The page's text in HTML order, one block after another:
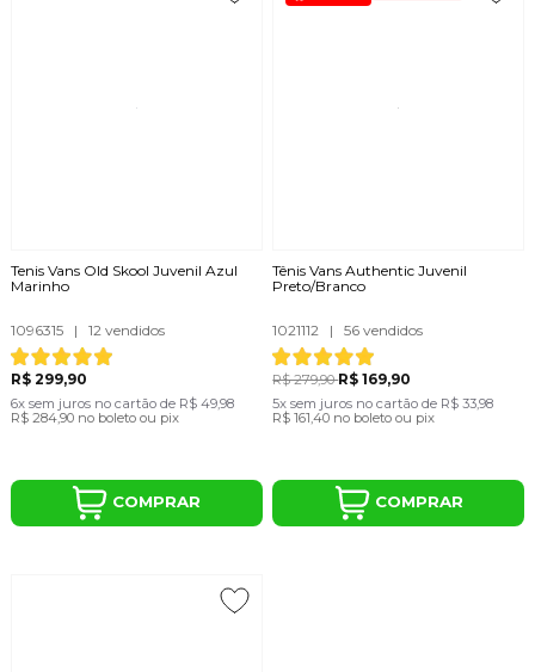
Tenis Vans Old Skool Juvenil Azul
Marinho
1096315 | 12 vendidos
R$ 299,90
6x sem juros no cartãode R$ 49,98
R$ 284,90 no boleto ou pix
COMPRAR
Tênis Vans Authentic Juvenil
Preto/Branco
1021112 | 56 vendidos
R$ 279,90R$ 169,90
5x sem juros no cartão de R$ 33,98
R$ 161,40 no boleto ou pix
COMPRAR